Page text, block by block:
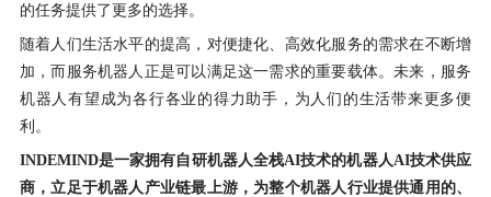
的任务提供了更多的选择。
随着人们生活水平的提高，对便捷化、高效化服务的需求在不断增
加，而服务机器人正是可以满足这一需求的重要载体。未来，服务
机器人有望成为各行各业的得力助手，为人们的生活带来更多便
利。
INDEMIND是一家拥有自研机器人全栈AI技术的机器人 AI技术供应
商，立足于机器人产业链最上游，为整个机器人行业提供通用的、